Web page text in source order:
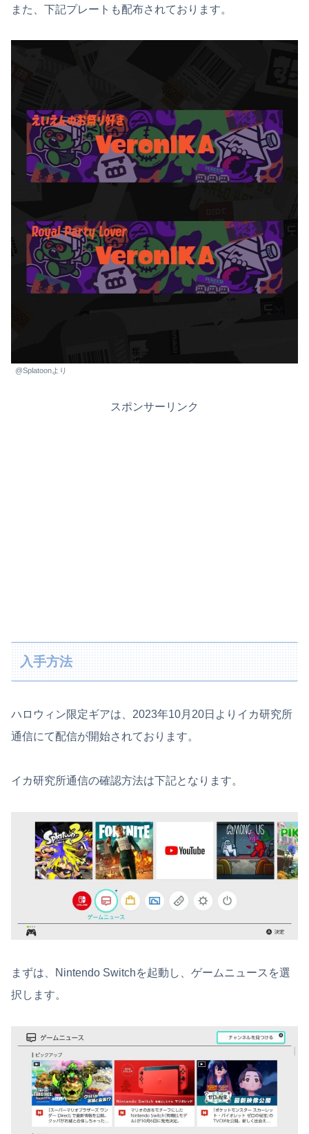
また、下記プレートも配布されております。
@Splatoonより
スポンサーリンク
入手方法
ハロウィン限定ギアは、2023年10月20日よりイカ研究所
通信にて配信が開始されております。
イカ研究所通信の確認方法は下記となります。
まずは、Nintendo Switchを起動し、ゲームニュースを選
択します。